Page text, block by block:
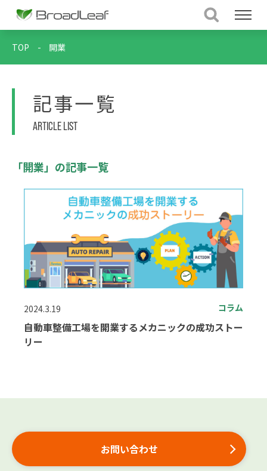
TOP - 開業
記事一覧
ARTICLE LIST
「開業」の記事一覧
2024.3.19 コラム
自動車整備工場を開業するメカニックの成功ストー
リー
お問い合わせ